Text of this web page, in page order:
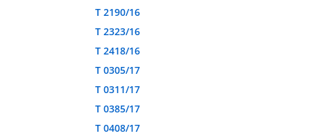
T 2190/16
T 2323/16
T 2418/16
T 0305/17
T 0311/17
T 0385/17
T 0408/17